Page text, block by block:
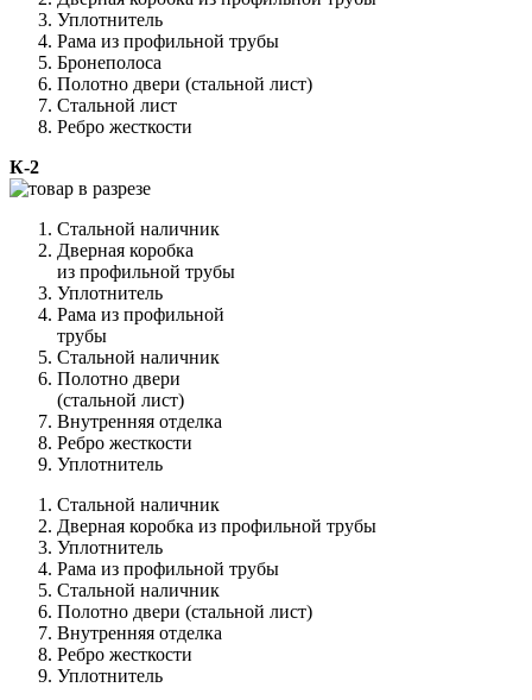
Уплотнитель
Рама из профильной трубы
Бронеполоса
Полотно двери (стальной лист)
Стальной лист
Ребро жесткости
К-2
Стальной наличник
Дверная коробка
из профильной трубы
Уплотнитель
Рама из профильной
трубы
Стальной наличник
Полотно двери
(стальной лист)
Внутренняя отделка
Ребро жесткости
Уплотнитель
Стальной наличник
Дверная коробка из профильной трубы
Уплотнитель
Рама из профильной трубы
Стальной наличник
Полотно двери (стальной лист)
Внутренняя отделка
Ребро жесткости
Уплотнитель